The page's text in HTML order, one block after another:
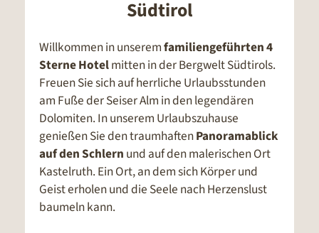
Südtirol
Willkommen in unseremfamiliengeführten 4
Sterne Hotelmitten in der Bergwelt Südtirols.
Freuen Sie sich auf herrliche Urlaubsstunden
am Fuße der Seiser Alm in den legendären
Dolomiten. In unserem Urlaubszuhause
genießen Sie den traumhaftenPanoramablick
auf den Schlern und auf den malerischen Ort
Kastelruth. Ein Ort, an dem sich Körper und
Geist erholen und die Seele nach Herzenslust
baumeln kann.